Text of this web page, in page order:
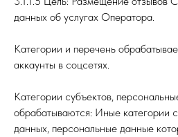
данных об услугах Оператора.
Категории и перечень
аккаунты в соцсетях.
Категории субъектов,
обрабатываются: Иные категории
данных, персональные данные